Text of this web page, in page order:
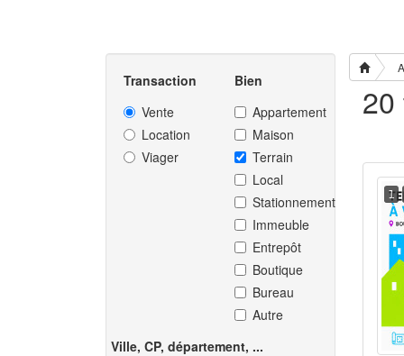
Transaction
Vente
Location
Viager
Bien
Appartement
Maison
Terrain
Local
Stationnement
Immeuble
Entrepôt
Boutique
Bureau
Autre
Ville, CP, département, ...
1